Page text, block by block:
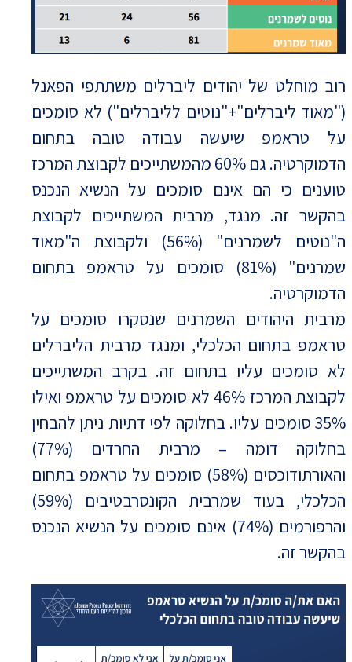
רוב מוחלט של יהודים ליברלים משתתפי הפאנל
("מאוד ליברלים"+"נוטים לליברלים") לא סומכים
על טראמפ שיעשה עבודה טובה בתחום
הדמוקרטיה. גם 60% מהמשתייכים לקבוצת המרכז
טוענים כי הם אינם סומכים על הנשיא הנכנס
בהקשר זה. מנגד, מרבית המשתייכים לקבוצת
ה"נוטים לשמרנים" (56%) ולקבוצת ה"מאוד
שמרנים" (81%) סומכים על טראמפ בתחום
הדמוקרטיה.
מרבית היהודים השמרנים שנסקרו סומכים על
טראמפ בתחום הכלכלי, ומנגד מרבית הליברלים
לא סומכים עליו בתחום זה. בקרב המשתייכים
לקבוצת המרכז 46% לא סומכים על טראמפ ואילו
35% סומכים עליו. בחלוקה לפי דתיות ניתן להבחין
בחלוקה דומה – מרבית החרדים (77%)
והאורתודוכסים (58%) סומכים על טראמפ בתחום
הכלכלי, בעוד שמרבית הקונסרבטיבים (59%)
והרפורמים (74%) אינם סומכים על הנשיא הנכנס
בהקשר זה.